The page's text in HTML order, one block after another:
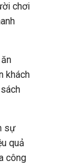
chơi
khách
sự
quả
công